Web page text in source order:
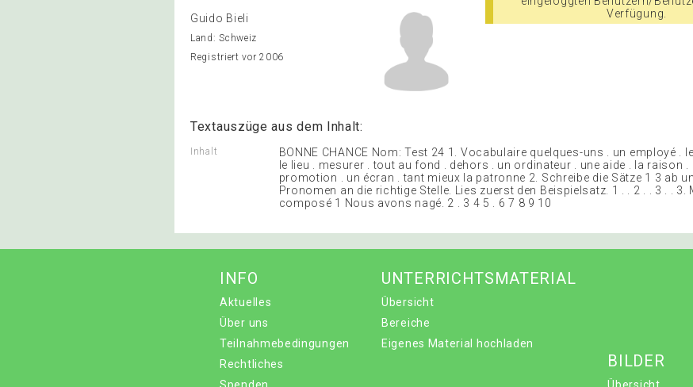
Guido Bieli
Land: Schweiz
Registriert vor 2006
Verfügung.
Textauszüge aus dem Inhalt:
Inhalt
BONNE CHANCE Nom: Test 24 1. Vocabulaire quelques-uns . un employé . le
le lieu . mesurer . tout au fond . dehors . un ordinateur . une aide . la raison .
promotion . un écran . tant mieux la patronne 2. Schreibe die Sätze 1 3 ab
Pronomen an die richtige Stelle. Lies zuerst den Beispielsatz. 1 . . 2 . . 3 . . 3.
composé 1 Nous avons nagé. 2 . 3 4 5 . 6 7 8 9 10
INFO
Aktuelles
Über uns
Teilnahmebedingungen
Rechtliches
UNTERRICHTSMATERIAL
Übersicht
Bereiche
Eigenes Material hochladen
BILDER